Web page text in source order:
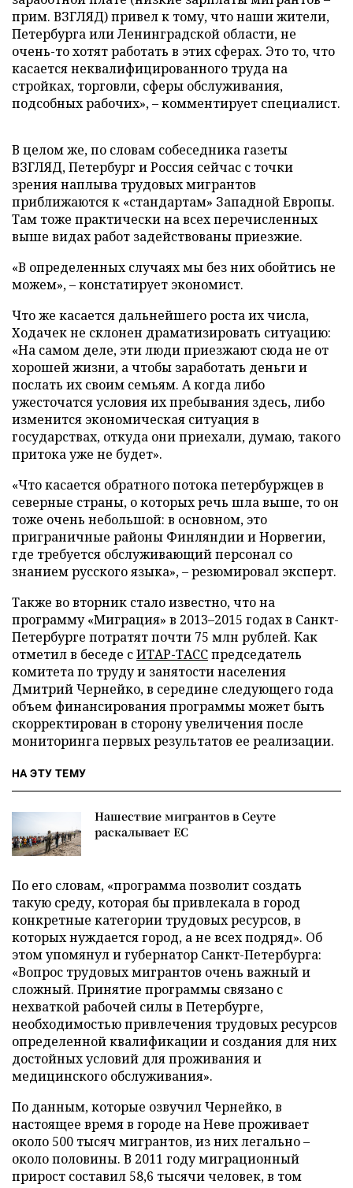
прим. ВЗГЛЯД) привел к тому, что наши жители,
Петербурга или Ленинградской области, не
очень-то хотят работать в этих сферах. Это то, что
касается неквалифицированного труда на
стройках, торговли, сферы обслуживания,
подсобных рабочих», – комментирует специалист.
В целом же, по словам собеседника газеты
ВЗГЛЯД, Петербург и Россия сейчас с точки
зрения наплыва трудовых мигрантов
приближаются к «стандартам» Западной Европы.
Там тоже практически на всех перечисленных
выше видах работ задействованы приезжие.
«В определенных случаях мы без них обойтись не
можем», – констатирует экономист.
Что же касается дальнейшего роста их числа,
Ходачек не склонен драматизировать ситуацию:
«На самом деле, эти люди приезжают сюда не от
хорошей жизни, а чтобы заработать деньги и
послать их своим семьям. А когда либо
ужесточатся условия их пребывания здесь, либо
изменится экономическая ситуация в
государствах, откуда они приехали, думаю, такого
притока уже не будет».
«Что касается обратного потока петербуржцев в
северные страны, о которых речь шла выше, то он
тоже очень небольшой: в основном, это
приграничные районы Финляндии и Норвегии,
где требуется обслуживающий персонал со
знанием русского языка», – резюмировал эксперт.
Также во вторник стало известно, что на
программу «Миграция» в 2013–2015 годах в Санкт-
Петербурге потратят почти 75 млн рублей. Как
отметил в беседе сИТАР-ТАССпредседатель
комитета по труду и занятости населения
Дмитрий Чернейко, в середине следующего года
объем финансирования программы может быть
скорректирован в сторону увеличения после
мониторинга первых результатов ее реализации.
НА ЭТУ ТЕМУ
Нашествие мигрантов в Сеуте
раскалывает ЕС
По его словам, «программа позволит создать
такую среду, которая бы привлекала в город
конкретные категории трудовых ресурсов, в
которых нуждается город, а не всех подряд». Об
этом упомянул и губернатор Санкт-Петербурга:
«Вопрос трудовых мигрантов очень важный и
сложный. Принятие программы связано с
нехваткой рабочей силы в Петербурге,
необходимостью привлечения трудовых ресурсов
определенной квалификации и создания для них
достойных условий для проживания и
медицинского обслуживания».
По данным, которые озвучил Чернейко, в
настоящее время в городе на Неве проживает
около 500 тысяч мигрантов, из них легально –
около половины. В 2011 году миграционный
прирост составил 58,6 тысячи человек, в том